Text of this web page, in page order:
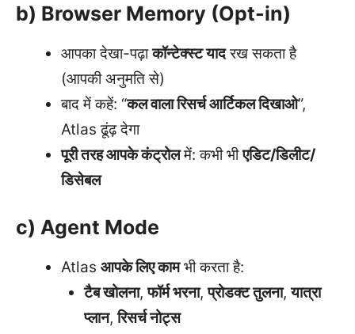
b) Browser Memory (Opt-in)
आपका देखा-पढ़ाकॉन्टेक्स्ट यादरख सकता है
(आपकी अनुमति से)
बाद में कहें: “कल वाला रिसर्च आर्टिकल दिखाओ”,
Atlas ढूंढ़ देगा
पूरी तरह आपके कंट्रोलमें: कभी भीएडिट/डिलीट/
डिसेबल
c) Agent Mode
Atlas आपके लिए कामभी करता है:
टैब खोलना,फॉर्म भरना,प्रोडक्ट तुलना,यात्रा
प्लान,रिसर्च नोट्स